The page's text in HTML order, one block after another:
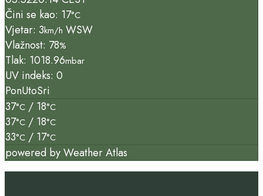
Čini se kao: 17°C
Vjetar: 3km/h WSW
Vlažnost: 78%
Tlak: 1018.96mbar
UV indeks: 0
PonUtoSri
37°C / 18°C
37°C / 18°C
33°C / 17°C
powered byWeather Atlas